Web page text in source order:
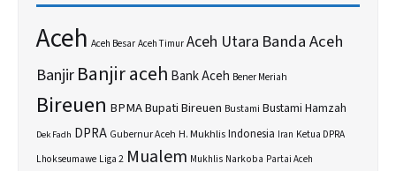
Aceh Aceh Besar Aceh Timur Aceh Utara Banda Aceh
BanjirBanjir aceh Bank Aceh Bener Meriah
Bireuen BPMABupati Bireuen Bustami Bustami Hamzah
Dek Fadh DPRA Gubernur Aceh H. MukhlisIndonesia Iran Ketua DPRA
Lhokseumawe Liga 2 Mualem Mukhlis Narkoba Partai Aceh